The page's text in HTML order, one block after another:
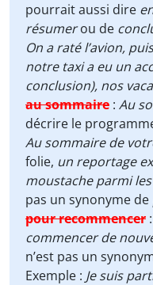
pourrait aussi dire
résumerou de
On a raté l’avion,
notre taxi a eu un
conclusion), nos
au sommaire : Au
décrire le
Au sommaire de
folie, un reportage
moustache parmi
pas un synonyme de
pour recommencer :
commencer de
n’est pas un
Exemple : Je suis